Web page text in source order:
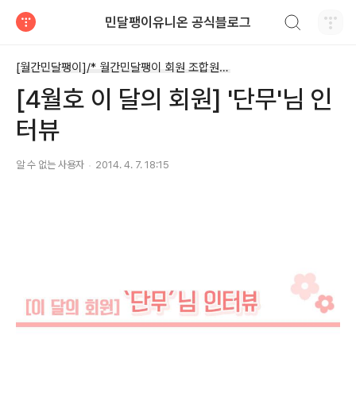
민달팽이유니온 공식블로그
[월간민달팽이]/* 월간민달팽이 회원 조합원 기고글
[4월호 이 달의 회원] '단무'님 인
터뷰
알 수 없는 사용자 2014. 4. 7. 18:15